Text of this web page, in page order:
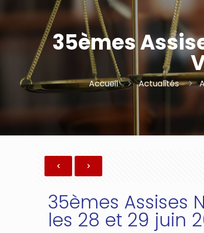
35èmes
Accueil Actualités
35èmes Assises
les 28 et 29 juin